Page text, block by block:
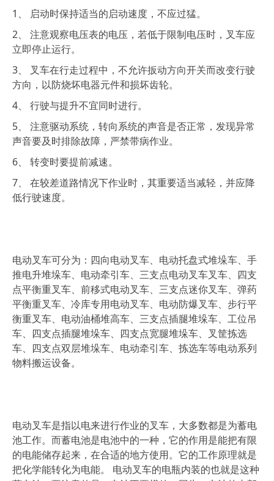
1、 启动时保持适当的启动速度，不应过猛。
2、 注意观察电压表的电压，若低于限制电压时，叉车应
立即停止运行。
3、 叉车在行走过程中，不允许扳动方向开关而改变行驶
方向，以防烧坏电器元件和损坏齿轮。
4、 行驶与提升不宜同时进行。
5、 注意驱动系统，转向系统的声音是否正常，发现异常
声音要及时排除故障，严禁带病作业。
6、 转变时要提前减速。
7、 在较差道路情况下作业时，其重要适当减轻，并应降
低行驶速度。
电动叉车可分为：四向电动叉车、电动托盘式堆垛车、手
推电升堆垛车、电动牵引车、三支点电动叉车叉车、四支
点平衡重叉车、前移式电动叉车、三支点迷你叉车、弹药
平衡重叉车、冷库专用电动叉车、电动防爆叉车、步行平
衡重叉车、电动油桶堆高车、三支点插腿堆垛车、工位吊
车、四支点插腿堆垛车、四支点宽腿堆垛车、叉筐拣选
车、四支点双层堆垛车、电动牵引车、拣选车等电动系列
物料搬运设备。
电动叉车是指以电来进行作业的叉车，大多数都是为蓄电
池工作。而蓄电池是电池中的一种，它的作用是能把有限
的电能储存起来，在合适的地方使用。它的工作原理就是
把化学能转化为电能。 电动叉车的电瓶内装的也就是这种